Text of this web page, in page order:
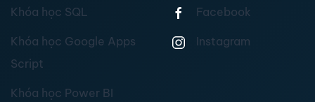
Khóa học SQL
Khóa học Google Apps
Script
Khóa học Power BI
Facebook
Instagram